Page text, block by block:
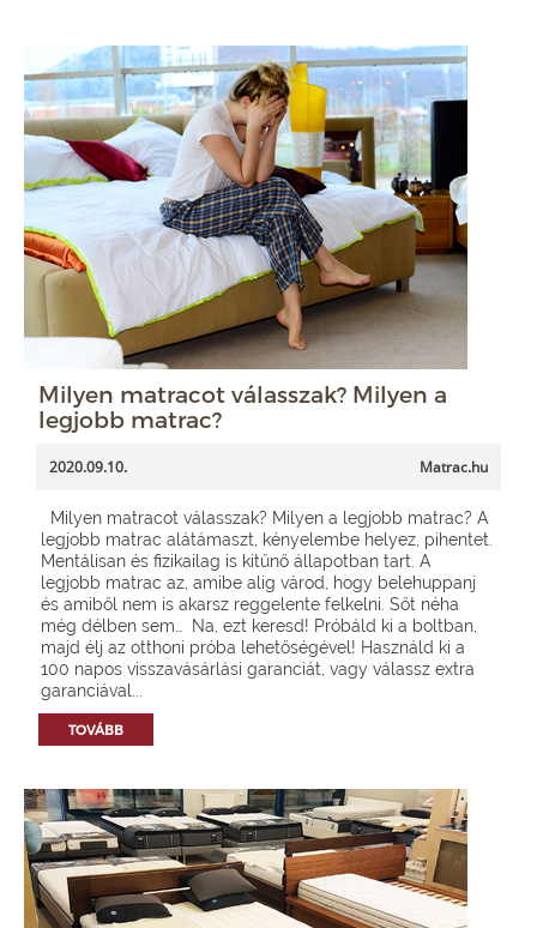
Milyen matracot válasszak? Milyen a
legjobb matrac?
2020.09.10. Matrac.hu
Milyen matracot válasszak? Milyen a legjobb matrac? A
legjobb matrac alátámaszt, kényelembe helyez, pihentet.
Mentálisan és fizikailag is kitűnő állapotban tart. A
legjobb matrac az, amibe alig várod, hogy belehuppanj
és amiből nem is akarsz reggelente felkelni. Sőt néha
még délben sem… Na, ezt keresd! Próbáld ki a boltban,
majd élj az otthoni próba lehetőségével! Használd ki a
100 napos visszavásárlási garanciát, vagy válassz extra
garanciával...
TOVÁBB